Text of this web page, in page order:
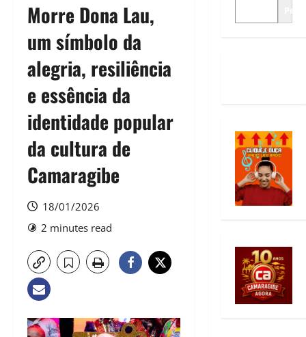
Morre Dona Lau,
um símbolo da
alegria, resiliência
e essência da
identidade popular
da cultura de
Camaragibe
18/01/2026
2 minutes read